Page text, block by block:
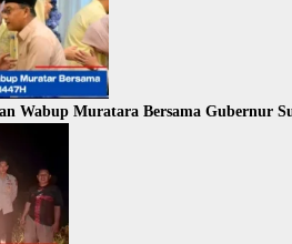
Wabup Muratara Bersama Gubernur